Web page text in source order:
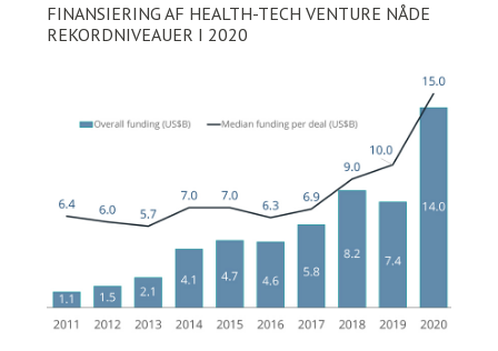
FINANSIERING AF HEALTH-TECH VENTURE NÅDE
REKORDNIVEAUER I 2020